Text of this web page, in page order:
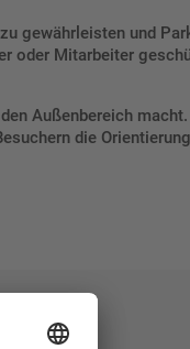
gewährleisten und
oder Mitarbeiter
Außenbereich
die